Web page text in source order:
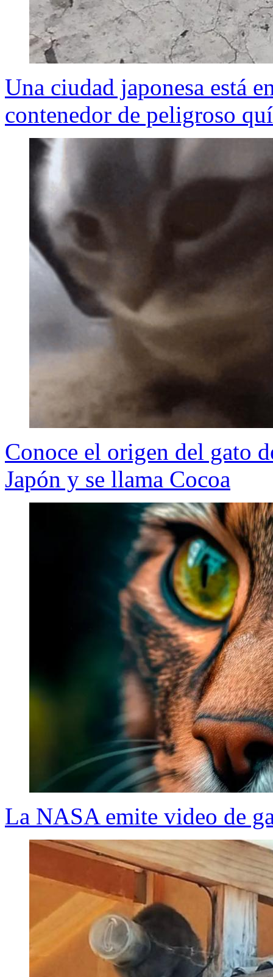
Una ciudad japonesa está
contenedor de peligroso
Conoce el origen del gato
Japón y se llama Cocoa
La NASA emite video de